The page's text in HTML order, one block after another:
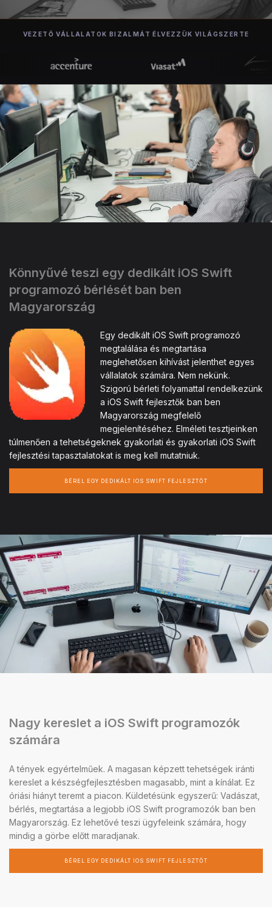
VEZETŐ VÁLLALATOK BIZALMÁT ÉLVEZZÜK VILÁGSZERTE
Könnyűvé teszi egy dedikált iOS Swift
programozó bérlését ban ben
Magyarország
Egy dedikált iOS Swift programozó
megtalálása és megtartása
meglehetősen kihívást jelenthet egyes
vállalatok számára. Nem nekünk.
Szigorú bérleti folyamattal rendelkezünk
a iOS Swift fejlesztők ban ben
Magyarország megfelelő
megjelenítéséhez. Elméleti tesztjeinken
túlmenően a tehetségeknek gyakorlati és gyakorlati iOS Swift
fejlesztési tapasztalatokat is meg kell mutatniuk.
BÉREL EGY DEDIKÁLT IOS SWIFT FEJLESZTŐT
Nagy kereslet a iOS Swift programozók
számára
A tények egyértelműek. A magasan képzett tehetségek iránti
kereslet a készségfejlesztésben magasabb, mint a kínálat. Ez
óriási hiányt teremt a piacon. Küldetésünk egyszerű: Vadászat,
bérlés, megtartása a legjobb iOS Swift programozók ban ben
Magyarország. Ez lehetővé teszi ügyfeleink számára, hogy
mindig a görbe előtt maradjanak.
BÉREL EGY DEDIKÁLT IOS SWIFT FEJLESZTŐT